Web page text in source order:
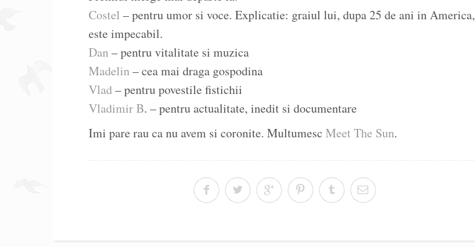
Costel – pentru umor si voce. Explicatie: graiul lui, dupa 25 de ani in America,
este impecabil.
Dan– pentru vitalitate si muzica
Madelin– cea mai draga gospodina
Vlad– pentru povestile fistichii
Vladimir B. – pentru actualitate, inedit si documentare
Imi pare rau ca nu avem si coronite. Multumesc Meet The Sun.